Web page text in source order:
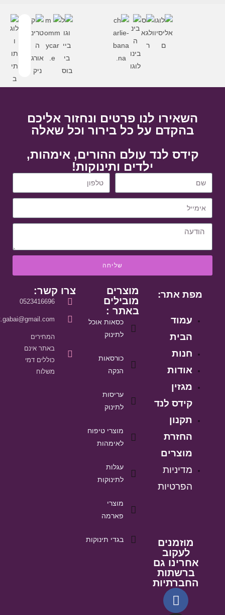
השאירו לנו פרטים ונחזור אליכם
בהקדם על כל בירור וכל שאלה
קידס לנד עולם ההורים, אימהות,
ילדים ותינוקות!
שליחה
מפת אתר:
עמוד
הבית
חנות
אודות
מגזין
קידס לנד
תקנון
החזרת
מוצרים
מדיניות
הפרטיות
מוזמנים
לעקוב
אחרינו גם
ברשתות
החברתיות
מוצרים
מובילים
באתר :
כסאות אוכל
לתינוק
כורסאות
הנקה
עריסות
לתינוק
מוצרי טיפוח
לאימהות
עגלות
לתינוקות
מוצרי
פארמה
בגדי תינוקות
צרו קשר:
0523416696
המחירים
באתר אינם
כוללים דמי
משלוח